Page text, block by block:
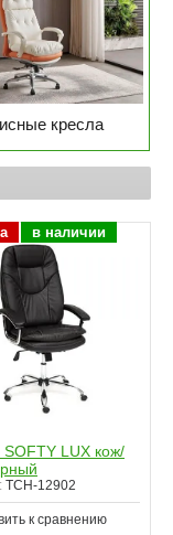
кресла
в наличии
SOFTY LUX кож/
TCH-12902
к сравнению